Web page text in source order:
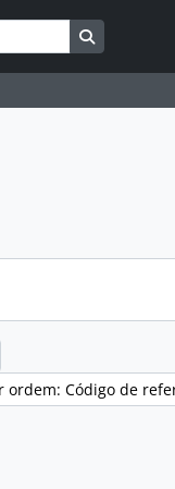
Busque na
ordem: Código de